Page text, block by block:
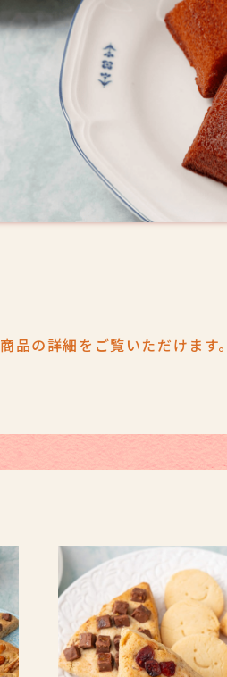
商品の詳細をご覧いただけます。